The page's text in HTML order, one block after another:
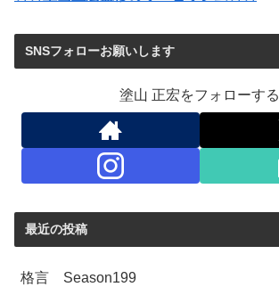
SNSフォローお願いします
塗山 正宏をフォローする
最近の投稿
格言 Season199